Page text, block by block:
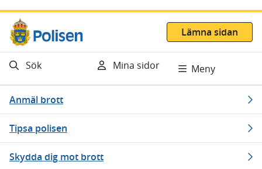
Gå direkt till innehåll
Lämna sidan
Sök Mina sidor Meny
Anmäl brott
Tipsa polisen
Skydda dig mot brott